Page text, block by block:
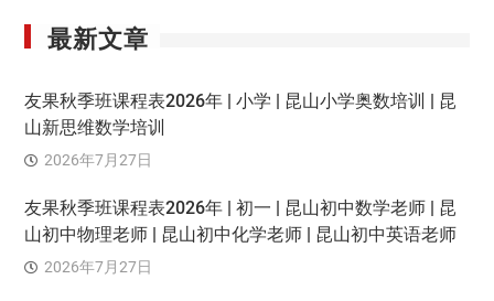
最新文章
友果秋季班课程表2026年 | 小学 | 昆山小学奥数培训 | 昆
山新思维数学培训
2026年7月27日
友果秋季班课程表2026年 | 初一 | 昆山初中数学老师 | 昆
山初中物理老师 | 昆山初中化学老师 | 昆山初中英语老师
2026年7月27日